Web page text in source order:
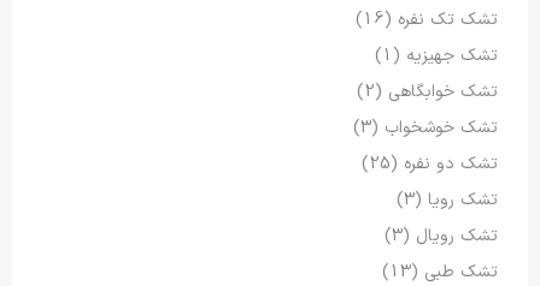
تشک تک نفره (16)
تشک جهیزیه (1)
تشک خوابگاهی (2)
تشک خوشخواب (3)
تشک دو نفره (25)
تشک رویا (3)
تشک رویال (3)
تشک طبی (13)